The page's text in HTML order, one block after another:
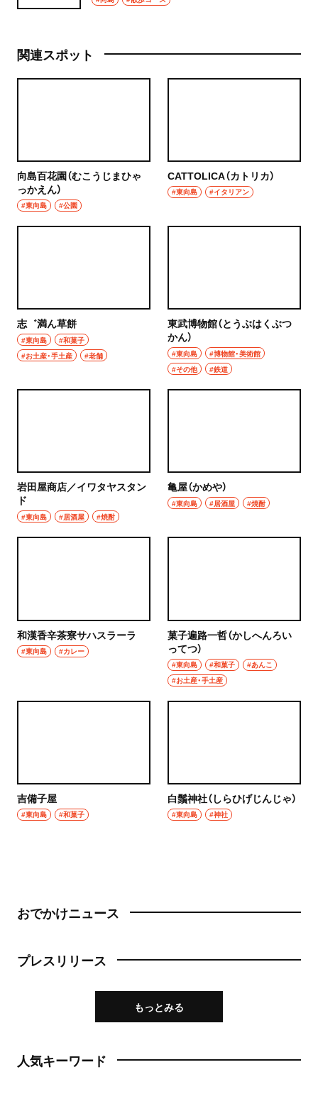
関連スポット
向島百花園（むこうじまひゃ
っかえん）
#東向島 #公園
CATTOLICA（カトリカ）
#東向島 #イタリアン
志゛満ん草餅
#東向島
#和菓子
#お土産・手土産
#老舗
東武博物館（とうぶはくぶつ
かん）
#東向島
#博物館・美術館
#その他
#鉄道
岩田屋商店／イワタヤスタン
ド
#東向島 #居酒屋 #焼酎
亀屋（かめや）
#東向島 #居酒屋 #焼酎
和漢香辛茶寮サハスラーラ
#東向島 #カレー
菓子遍路一哲（かしへんろい
ってつ）
#東向島 #和菓子
#あんこ
#お土産・手土産
吉備子屋
#東向島 #和菓子
白鬚神社（しらひげじんじゃ）
#東向島 #神社
おでかけニュース
プレスリリース
もっとみる
人気キーワード